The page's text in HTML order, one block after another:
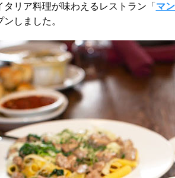
タリア料理が味わえるレストラン「マ
しました。